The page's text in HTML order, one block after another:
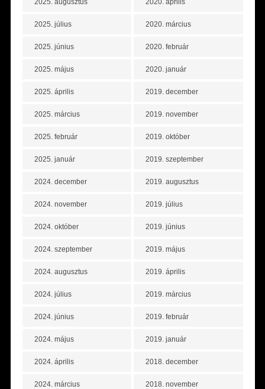
2025. augusztus
2025. július
2025. június
2025. május
2025. április
2025. március
2025. február
2025. január
2024. december
2024. november
2024. október
2024. szeptember
2024. augusztus
2024. július
2024. június
2024. május
2024. április
2024. március
2020. április
2020. március
2020. február
2020. január
2019. december
2019. november
2019. október
2019. szeptember
2019. augusztus
2019. július
2019. június
2019. május
2019. április
2019. március
2019. február
2019. január
2018. december
2018. november